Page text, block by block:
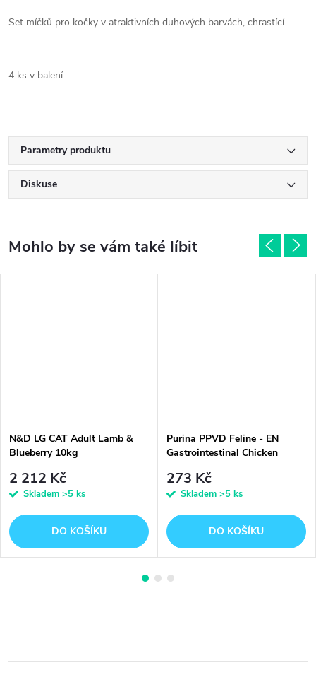
Set míčků pro kočky v atraktivních duhových barvách, chrastící.
4 ks v balení
Parametry produktu
Diskuse
N&D LG CAT Adult Lamb &
Blueberry 10kg
2 212 Kč
Skladem >5 ks
DO KOŠÍKU
Purina PPVD Feline - EN
Gastrointestinal Chicken
273 Kč
Skladem >5 ks
DO KOŠÍKU